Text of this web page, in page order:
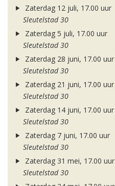
Zaterdag 12 juli, 17.00 uur
Sleutelstad 30
Zaterdag 5 juli, 17.00 uur
Sleutelstad 30
Zaterdag 28 juni, 17.00 uur
Sleutelstad 30
Zaterdag 21 juni, 17.00 uur
Sleutelstad 30
Zaterdag 14 juni, 17.00 uur
Sleutelstad 30
Zaterdag 7 juni, 17.00 uur
Sleutelstad 30
Zaterdag 31 mei, 17.00 uur
Sleutelstad 30